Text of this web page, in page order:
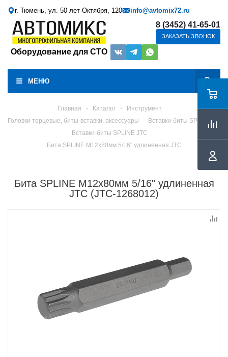
г. Тюмень, ул. 50 лет Октября, 120 info@avtomix72.ru
Оборудование для СТО
8 (3452) 41-65-01
ЗАКАЗАТЬ ЗВОНОК
МЕНЮ
Главная - Каталог -
Инструмент
Головки торцевые, биты-вставки, аксессуары
Вставки-биты SPLINE
Вставки-биты SPLINE JTC
Бита SPLINE M12х80мм 5/16" удлиненная JTC
Бита SPLINE M12х80мм 5/16" удлиненная
JTC (JTC-1268012)